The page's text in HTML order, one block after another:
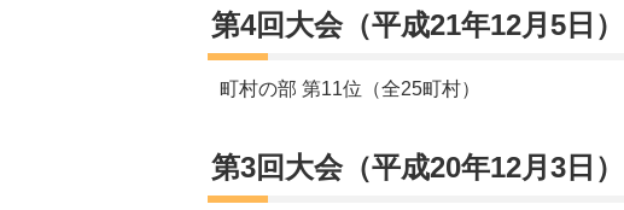
第4回大会（平成21年12月5日）
町村の部 第11位（全25町村）
第3回大会（平成20年12月3日）